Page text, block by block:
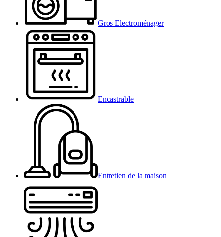
Gros Electroménager
Encastrable
Entretien de la maison